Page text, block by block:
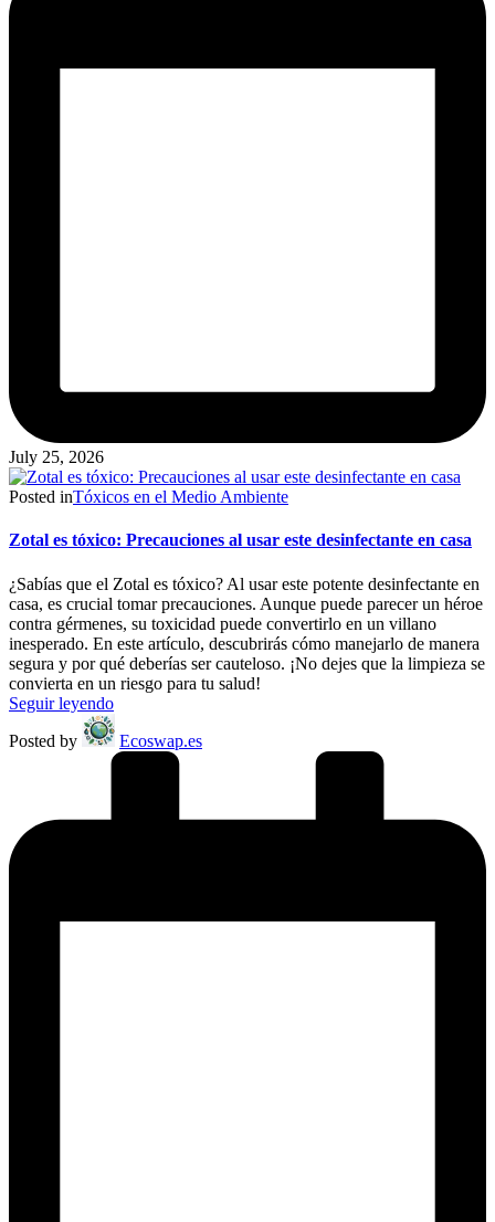
July 25, 2026
Posted inTóxicos en el Medio Ambiente
Zotal es tóxico: Precauciones al usar este desinfectante en casa
¿Sabías que el Zotal es tóxico? Al usar este potente desinfectante en
casa, es crucial tomar precauciones. Aunque puede parecer un héroe
contra gérmenes, su toxicidad puede convertirlo en un villano
inesperado. En este artículo, descubrirás cómo manejarlo de manera
segura y por qué deberías ser cauteloso. ¡No dejes que la limpieza se
convierta en un riesgo para tu salud!
Seguir leyendo
Posted by
Ecoswap.es